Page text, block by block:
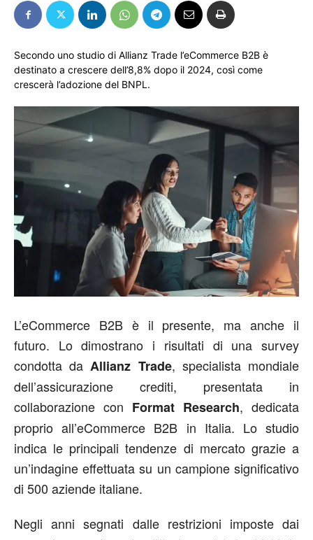
Secondo uno studio di Allianz Trade l’eCommerce B2B è
destinato a crescere dell’8,8% dopo il 2024, così come
crescerà l’adozione del BNPL.
L’eCommerce B2B è il presente, ma anche il
futuro. Lo dimostrano i risultati di una survey
condotta da Allianz Trade, specialista mondiale
dell’assicurazione crediti, presentata in
collaborazione con Format Research, dedicata
proprio all’eCommerce B2B in Italia. Lo studio
indica le principali tendenze di mercato grazie a
un’indagine effettuata su un campione significativo
di 500 aziende italiane.
Negli anni segnati dalle restrizioni imposte dai